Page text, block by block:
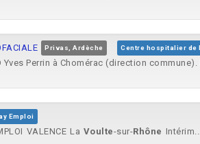
Privas, Ardèche Centre hospitalier de
Yves Perrin à Chomérac (direction
Emploi
VALENCE La Voulte-sur-Rhône